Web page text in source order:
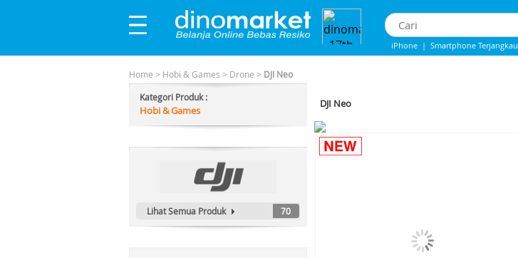
iPhone | Smartphone Terjangkau
Home > Hobi & Games > Drone > DJI Neo
Kategori Produk :
Hobi & Games
Lihat Semua Produk 70
DJI Neo